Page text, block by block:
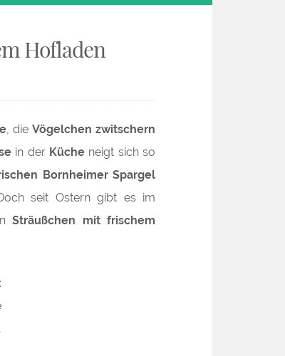
Hofladen
, die Vögelchen zwitschern
in der Küche neigt sich so
Bornheimer Spargel
seit Osterngibt es im
Sträußchen mit frischem